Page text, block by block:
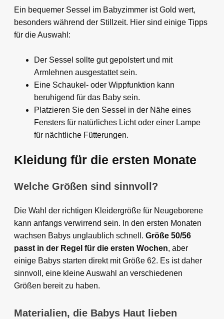
Ein bequemer Sessel im Babyzimmer ist Gold wert,
besonders während der Stillzeit. Hier sind einige Tipps
für die Auswahl:
Der Sessel sollte gut gepolstert und mit
Armlehnen ausgestattet sein.
Eine Schaukel- oder Wippfunktion kann
beruhigend für das Baby sein.
Platzieren Sie den Sessel in der Nähe eines
Fensters für natürliches Licht oder einer Lampe
für nächtliche Fütterungen.
Kleidung für die ersten Monate
Welche Größen sind sinnvoll?
Die Wahl der richtigen Kleidergröße für Neugeborene
kann anfangs verwirrend sein. In den ersten Monaten
wachsen Babys unglaublich schnell. Größe 50/56
passt in der Regel für die ersten Wochen, aber
einige Babys starten direkt mit Größe 62. Es ist daher
sinnvoll, eine kleine Auswahl an verschiedenen
Größen bereit zu haben.
Materialien, die Babys Haut lieben